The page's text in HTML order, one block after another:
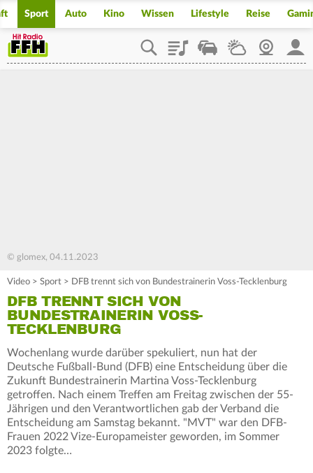
Sport Auto Kino Wissen Lifestyle Reise
PlaylistStaupilotWetterWebcam
© glomex, 04.11.2023
Video > Sport > DFB trennt sich von Bundestrainerin Voss-Tecklenburg
DFB TRENNT SICH VON
BUNDESTRAINERIN VOSS-
TECKLENBURG
Wochenlang wurde darüber spekuliert, nun hat der
Deutsche Fußball-Bund (DFB) eine Entscheidung über die
Zukunft Bundestrainerin Martina Voss-Tecklenburg
getroffen. Nach einem Treffen am Freitag zwischen der 55-
Jährigen und den Verantwortlichen gab der Verband die
Entscheidung am Samstag bekannt. "MVT" war den DFB-
Frauen 2022 Vize-Europameister geworden, im Sommer
2023 folgte…